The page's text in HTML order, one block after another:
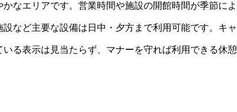
なエリアです。営業時間や施設の開館時間が季節によ
など主要な設備は日中・夕方まで利用可能です。キャ
る表示は見当たらず、マナーを守れば利用できる休憩